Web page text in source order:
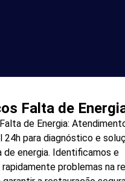
Falta de
de Energia:
24h para diagnóstico e
energia. Identificamos e
problemas na